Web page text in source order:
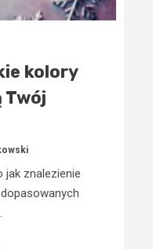
kolory
Twój
jak znalezienie